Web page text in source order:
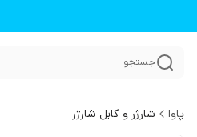
جستجو
پاوا شارژر و کابل شارژر